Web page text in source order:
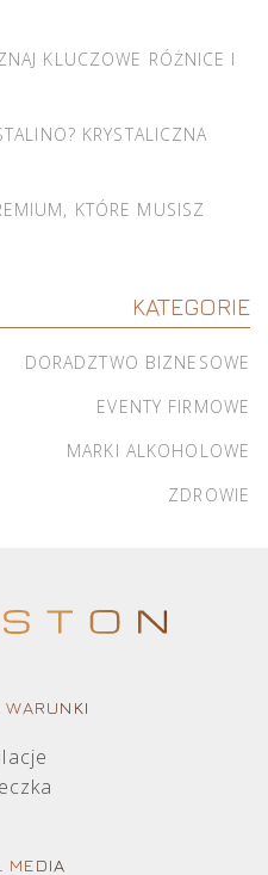
KLUCZOWE RÓŻNICE I
KRYSTALICZNA
KTÓRE MUSISZ
KATEGORIE
DORADZTWO BIZNESOWE
EVENTY FIRMOWE
MARKI ALKOHOLOWE
ZDROWIE
MEDIA